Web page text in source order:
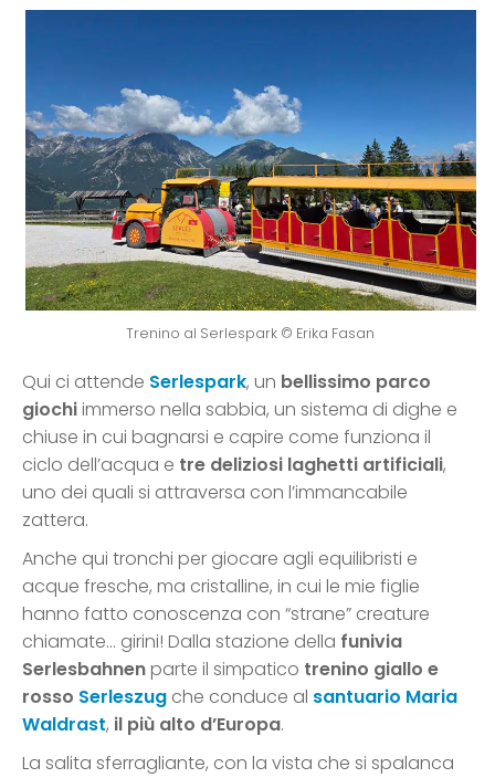
Trenino al Serlespark © Erika Fasan
Qui ci attende Serlespark, un bellissimo parco
giochiimmerso nella sabbia, un sistema di dighe e
chiuse in cui bagnarsi e capire come funziona il
ciclo dell’acqua e tre deliziosi laghetti artificiali,
uno dei quali si attraversa con l’immancabile
zattera.
Anche qui tronchi per giocare agli equilibristi e
acque fresche, ma cristalline, in cui le mie figlie
hanno fatto conoscenza con “strane” creature
chiamate… girini! Dalla stazione della funivia
Serlesbahnenparte il simpatico trenino giallo e
rosso Serleszug che conduce al santuario Maria
Waldrast, il più alto d’Europa.
La salita sferragliante, con la vista che si spalanca